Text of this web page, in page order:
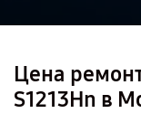
Цена
S1213Hn в